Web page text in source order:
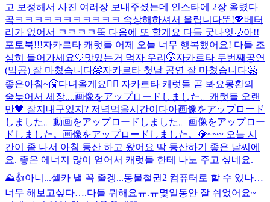
고 보정해서 사진 여러장 보내주셨는데 인스타에 2장 올렸다
곸ㅋㅋㅋㅋㅋㅋㅋㅋㅋㅋㅋ 속상해하셔서 올립니다뚠!💖베터
리가 없어서 ㅋㅋㅋㅋ뚝 다음에 또 할게요 다들 굿나잇🌙아!!
포토북!!!자카르타 캐럿들 어제 오늘 너무 행복했어요! 다들 조
심히 들어가세요🤍맛있는거 먹자 우리🤭자카르타 두번째공연
(막공) 잘 마쳤습니다🤗자카르타 첫날 공연 잘 마쳤습니다🤗
좋은아침~🤗다녀올게요❤️‍🔥 자카르타 캐럿들 곧 봐요몽환의
숲늦어서 세장....画像をアップロードしました。 캐럿들 오랜
만🖤 잘지내구있지? 저녁먹을시간이다아画像をアップロード
しました。 動画をアップロードしました。 画像をアップロー
ドしました。 画像をアップロードしました。 💎~~~ 오늘 시
간이 좀 나서 아침 등산 하고 왔어요 딱 등산하기 좋은 날씨에
요. 좋은 에너지 많이 얻어서 캐럿들 한테 나노 주고 싶네요.
⛰️👍아니...셀카 낼 꼭 줄겡...동물철권2 컴퓨터로 할 수 있나…
너무 해보고싶다….다들 뭐해요ㅠ.ㅠ몇일동안 잘 쉬었어요~